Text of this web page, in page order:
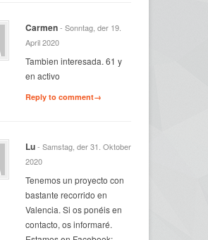
Carmen- Sonntag, der 19.
April 2020
Tambien interesada. 61 y
en activo
Reply to comment→
Lu- Samstag, der 31. Oktober
2020
Tenemos un proyecto con
bastante recorrido en
Valencia. Si os ponéis en
contacto, os informaré.